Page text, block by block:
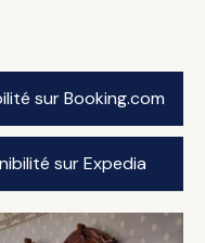
sur Booking.com
sur Expedia